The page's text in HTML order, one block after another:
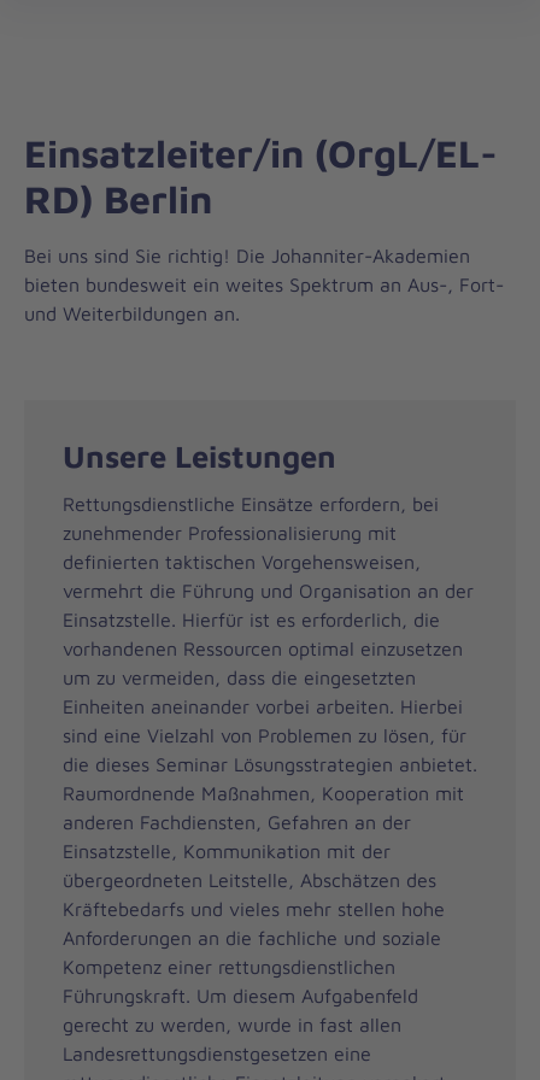
Einsatzleiter/in (OrgL/EL-
RD) Berlin
Bei uns sind Sie richtig! Die Johanniter-Akademien
bieten bundesweit ein weites Spektrum an Aus-, Fort-
und Weiterbildungen an.
Unsere Leistungen
Rettungsdienstliche Einsätze erfordern, bei
zunehmender Professionalisierung mit
definierten taktischen Vorgehensweisen,
vermehrt die Führung und Organisation an der
Einsatzstelle. Hierfür ist es erforderlich, die
vorhandenen Ressourcen optimal einzusetzen
um zu vermeiden, dass die eingesetzten
Einheiten aneinander vorbei arbeiten. Hierbei
sind eine Vielzahl von Problemen zu lösen, für
die dieses Seminar Lösungsstrategien anbietet.
Raumordnende Maßnahmen, Kooperation mit
anderen Fachdiensten, Gefahren an der
Einsatzstelle, Kommunikation mit der
übergeordneten Leitstelle, Abschätzen des
Kräftebedarfs und vieles mehr stellen hohe
Anforderungen an die fachliche und soziale
Kompetenz einer rettungsdienstlichen
Führungskraft. Um diesem Aufgabenfeld
gerecht zu werden, wurde in fast allen
Landesrettungsdienstgesetzen eine